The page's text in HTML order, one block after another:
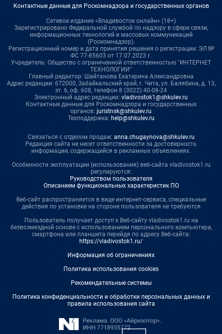
Контактные данные для Роскомнадзора и государственных органов
Сетевое издание «Владивосток онлайн» (18+)
Зарегистрировано Федеральной службой по надзору в сфере связи,
информационных технологий и массовых коммуникаций
(Роскомнадзор).
Регистрационный номер и дата принятия решения о регистрации: ЭЛ №
ФС 77-85603 от 17.07.2023 г.
Учредитель: Общество с ограниченной ответственностью "ИНТЕРНЕТ
ТЕХНОЛОГИИ"
Главный редактор: Шайтанова Екатерина Александровна
Адрес редакции: 672000, Забайкальский край, г. Чита, ул. Балябина, д. 13,
эт. 6, оф. 608, телефон 8 (3022) 40-08-24
Электронный адрес редакции: vladivostok1@shkulev.ru
Контактные данные для Роскомнадзора и государственных
органов: juristnsk@shkulev.ru
Техподдержка: help@shkulev.ru
Связаться с отделом продаж: anna.chugaynova@shkulev.ru
Редакция сайта не несет ответственности за достоверность
информации, содержащейся в рекламных объявлениях.
Особенности эксплуатации (использования) веб-сайта vladivostok1.ru
регулируются:
Руководством пользователя
Описанием функциональных характеристик ПО
Веб-сайт распространяется в виде интернет-сервиса, специальные
действия по установке на стороне пользователя не требуются
Пользователь получает доступ к Веб-сайту vladivostok1.ru на
безвозмездной основе с использованием персонального компьютера,
смартфона или планшета перейдя по адресу Веб-сайта:
https://vladivostok1.ru/
Информация об ограничениях
Политика использования cookies
Рекомендательные системы
Политика конфиденциальности и обработки персональных данных и
правила использования сайта